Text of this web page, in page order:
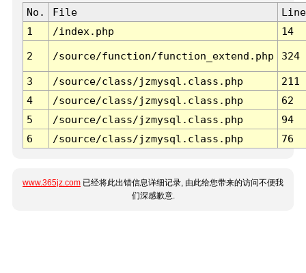
No. File
Line
1
/index.php 14
2 /source/function/function_extend.php 324
3 /source/class/jzmysql.class.php
211
4
/source/class/jzmysql.class.php
62
5
/source/class/jzmysql.class.php
94
6
/source/class/jzmysql.class.php 76
www.365jz.com 已经将此出错信息详细记录, 由此给您带来的访问不便我
们深感歉意.